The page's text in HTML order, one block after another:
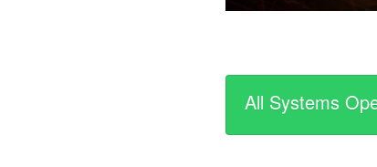
All Systems